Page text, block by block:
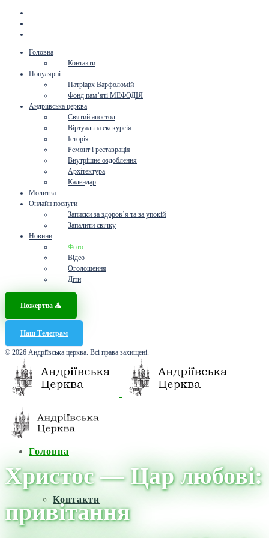
Головна
Контакти
Популярні
Патріарх Варфоломій
Фонд пам’яті МЕФОДІЯ
Андріївська церква
Святий апостол
Віртуальна екскурсія
Історія
Ремонт і реставрація
Внутрішнє оздоблення
Архітектура
Календар
Молитва
Онлайн послуги
Записки за здоров’я та за упокій
Запалити свічку
Новини
Фото
Відео
Оголошення
Діти
Пожертва ⛪️
Наш Телеграм
© 2026 Андріївська церква. Всі права захищені.
Головна
Контакти
Христос — Цар любові:
привітання